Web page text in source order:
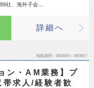
社、海外子会…
詳細へ
掲載期間 26/08/04～26/08/17
ン・AM業務】プ
求人/経験者歓